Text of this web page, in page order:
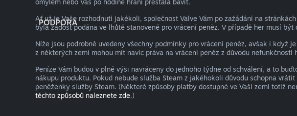
PODPORA
omylem nebo Vás po hodině hraní přestala bavit.
Ať už je Vaše rozhodnutí jakékoli, společnost Valve Vám po zažádání na stránkách
byla žádost podána ve lhůtě stanovené pro vrácení peněz. V případě her musí
Níže jsou podrobně uvedeny všechny podmínky pro vrácení peněz, avšak i když
z některých zemí mohou mít navíc práva na vrácení peněz z důvodu nefunkčnosti
Peníze Vám budou v plné výši navráceny do jednoho týdne od schválení, a to
nákupu produktu. Pokud nebude služba Steam z jakéhokoli důvodu schopna
peněženky služby Steam. (Některé způsoby platby dostupné ve Vaší zemi totiž
těchto způsobů naleznete zde.)